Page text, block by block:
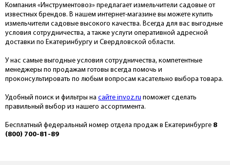
Компания «Инструментовоз» предлагает измельчители садовые от
известных брендов. В нашем интернет-магазине вы можете купить
измельчители садовые высокого качества. Всегда для вас выгодные
условия сотрудничества, а также услуги оперативной адресной
доставки по Екатеринбургу и Свердловской области.
У нас самые выгодные условия сотрудничества, компетентные
менеджеры по продажам готовы всегда помочь и
проконсультировать по любым вопросам касательно выбора товара.
Удобный поиск и фильтры на сайте invoz.ru поможет сделать
правильный выбор из нашего ассортимента.
Бесплатный федеральный номер отдела продаж в Екатеринбурге 8
(800) 700-81-89